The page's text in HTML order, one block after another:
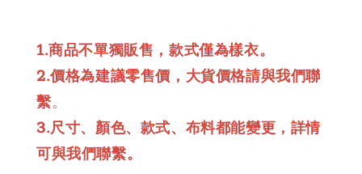
1.商品不單獨販售，款式僅為樣衣。
2.價格為建議零售價，大貨價格請與我們聯
繫。
3.尺寸、顏色、款式、布料都能變更，詳情
可與我們聯繫。